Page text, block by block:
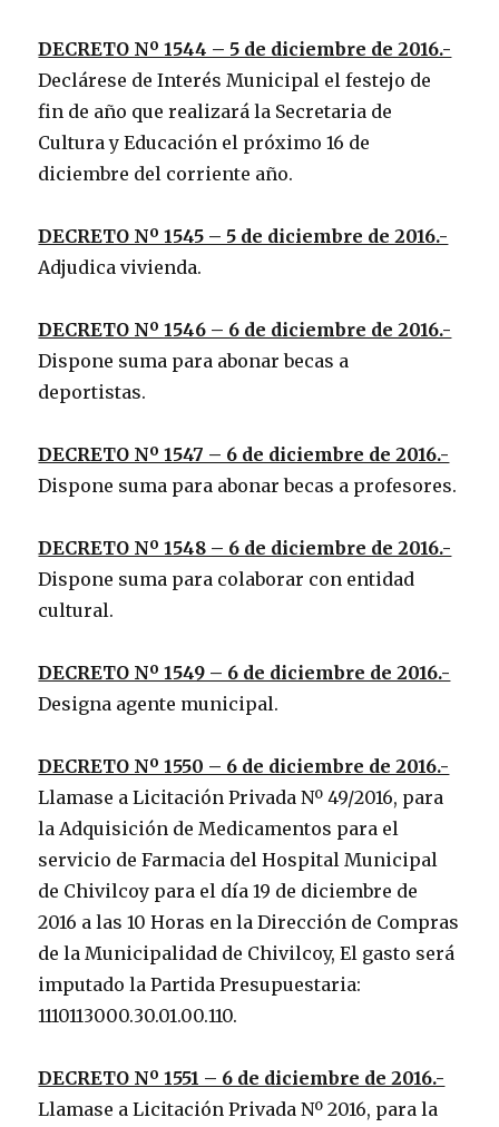
DECRETO Nº 1544 – 5 de diciembre de 2016.-
Declárese de Interés Municipal el festejo de
fin de año que realizará la Secretaria de
Cultura y Educación el próximo 16 de
diciembre del corriente año.
DECRETO Nº 1545 – 5 de diciembre de 2016.-
Adjudica vivienda.
DECRETO Nº 1546 – 6 de diciembre de 2016.-
Dispone suma para abonar becas a
deportistas.
DECRETO Nº 1547 – 6 de diciembre de 2016.-
Dispone suma para abonar becas a profesores.
DECRETO Nº 1548 – 6 de diciembre de 2016.-
Dispone suma para colaborar con entidad
cultural.
DECRETO Nº 1549 – 6 de diciembre de 2016.-
Designa agente municipal.
DECRETO Nº 1550 – 6 de diciembre de 2016.-
Llamase a Licitación Privada Nº 49/2016, para
la Adquisición de Medicamentos para el
servicio de Farmacia del Hospital Municipal
de Chivilcoy para el día 19 de diciembre de
2016 a las 10 Horas en la Dirección de Compras
de la Municipalidad de Chivilcoy, El gasto será
imputado la Partida Presupuestaria:
1110113000.30.01.00.110.
DECRETO Nº 1551 – 6 de diciembre de 2016.-
Llamase a Licitación Privada Nº 2016, para la